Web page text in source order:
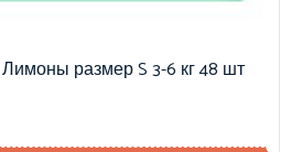
размер S 3-6 кг 48 шт